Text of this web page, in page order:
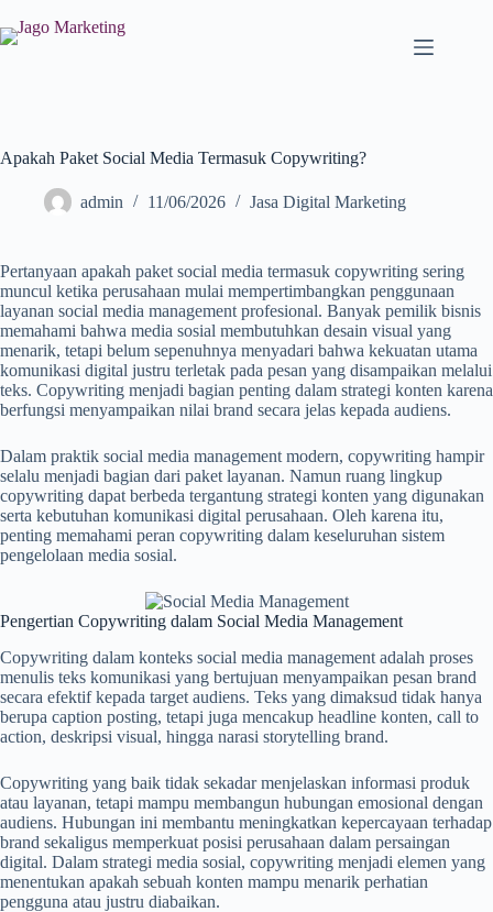
Apakah Paket Social Media Termasuk Copywriting?
admin 11/06/2026 Jasa Digital Marketing
Pertanyaan apakah paket social media termasuk copywriting sering
muncul ketika perusahaan mulai mempertimbangkan penggunaan
layanan social media management profesional. Banyak pemilik bisnis
memahami bahwa media sosial membutuhkan desain visual yang
menarik, tetapi belum sepenuhnya menyadari bahwa kekuatan utama
komunikasi digital justru terletak pada pesan yang disampaikan melalui
teks. Copywriting menjadi bagian penting dalam strategi konten karena
berfungsi menyampaikan nilai brand secara jelas kepada audiens.
Dalam praktik social media management modern, copywriting hampir
selalu menjadi bagian dari paket layanan. Namun ruang lingkup
copywriting dapat berbeda tergantung strategi konten yang digunakan
serta kebutuhan komunikasi digital perusahaan. Oleh karena itu,
penting memahami peran copywriting dalam keseluruhan sistem
pengelolaan media sosial.
Pengertian Copywriting dalam Social Media Management
Copywriting dalam konteks social media management adalah proses
menulis teks komunikasi yang bertujuan menyampaikan pesan brand
secara efektif kepada target audiens. Teks yang dimaksud tidak hanya
berupa caption posting, tetapi juga mencakup headline konten, call to
action, deskripsi visual, hingga narasi storytelling brand.
Copywriting yang baik tidak sekadar menjelaskan informasi produk
atau layanan, tetapi mampu membangun hubungan emosional dengan
audiens. Hubungan ini membantu meningkatkan kepercayaan terhadap
brand sekaligus memperkuat posisi perusahaan dalam persaingan
digital. Dalam strategi media sosial, copywriting menjadi elemen yang
menentukan apakah sebuah konten mampu menarik perhatian
pengguna atau justru diabaikan.